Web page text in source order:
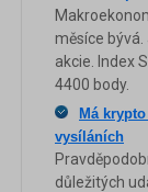
měsíce
akcie. Index
4400 body.
Má
vysíláních
důležitých